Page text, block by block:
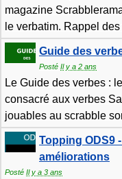
magazine
le verbatim. Rappel des
Guide des
Posté Il y a 2 ans
Le Guide des verbes :
consacré aux verbes
jouables au scrabble
Topping ODS9
améliorations
Posté Il y a 3 ans